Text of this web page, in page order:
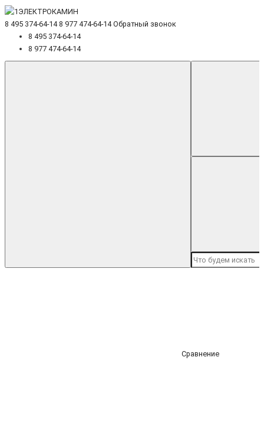
8 495 374-64-14 8 977 474-64-14 Обратный звонок
8 495 374-64-14
8 977 474-64-14
Сравнение